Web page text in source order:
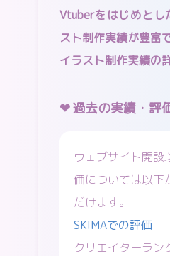
Vtuberをはじめとし
スト制作実績が豊富
イラスト制作実績の
過去の実績・評
ウェブサイト開設
価については以下
だけます。
SKIMAでの評価
クリエイターラン